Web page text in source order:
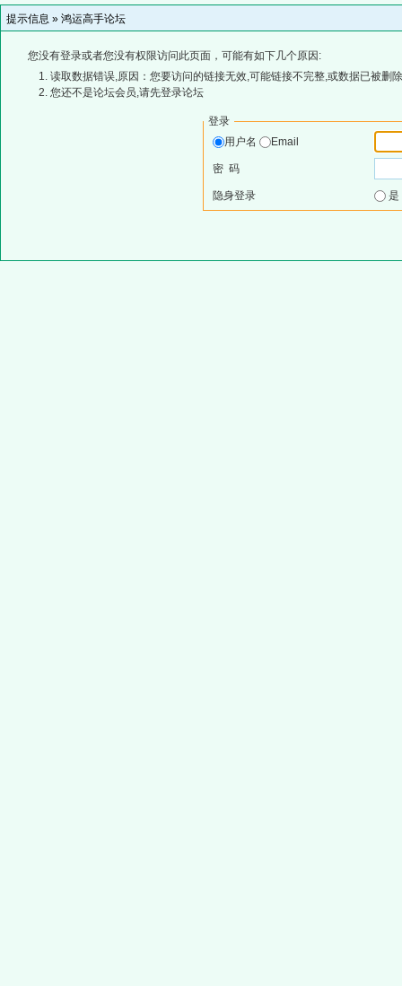
提示信息 » 鸿运高手论坛
您没有登录或者您没有权限访问此页面，可能有如下几个原因:
读取数据错误,原因：您要访问的链接无效,可能链接不完整,或数据已被删
您还不是论坛会员,请先登录论坛
登录
用户名
Email
密 码
隐身登录